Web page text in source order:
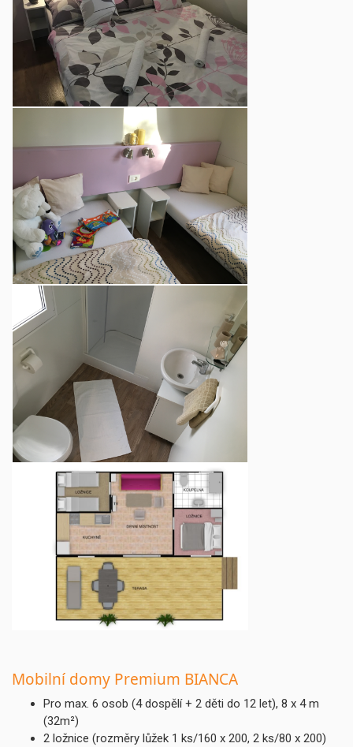
Mobilní domy Premium BIANCA
Pro max. 6 osob (4 dospělí + 2 děti do 12 let), 8 x 4 m
(32m²)
2 ložnice (rozměry lůžek 1 ks/160 x 200, 2 ks/80 x 200)